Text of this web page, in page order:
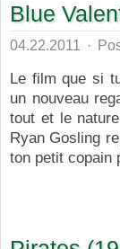
Blue
04.22.2011 ·
Le film que si
un nouveau
tout et le
Ryan Gosling
ton petit copain